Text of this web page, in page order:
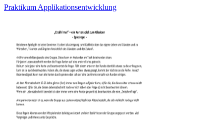
Praktikum Applikationsentwicklung